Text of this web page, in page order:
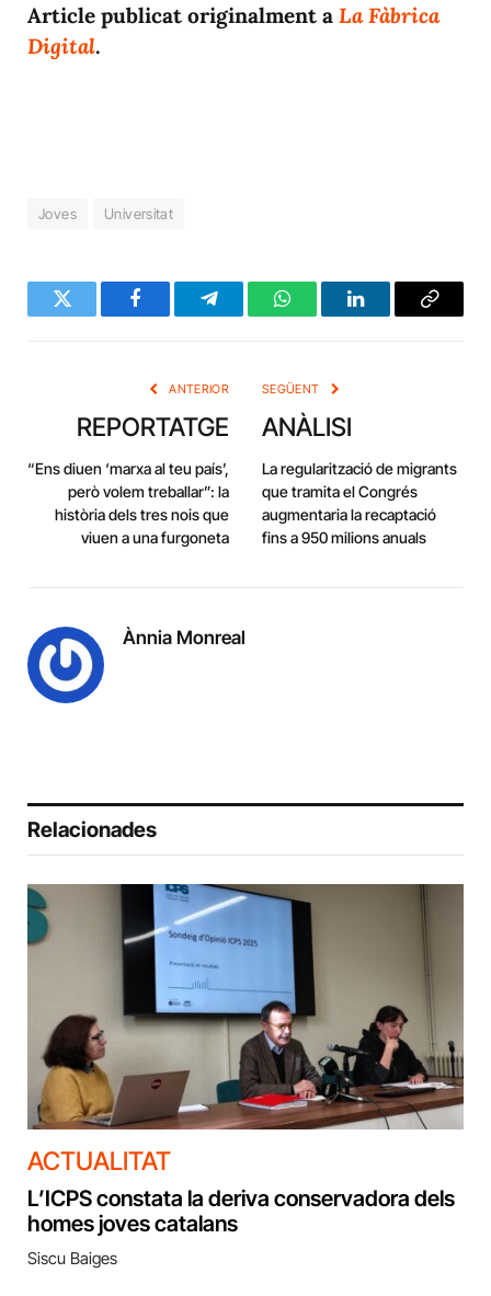
Article publicat originalment a La Fàbrica
Digital.
Joves Universitat
Twitter FacebookTelegramWhatsAppLinkedInCopy
ANTERIOR
REPORTATGE
“Ens diuen ‘marxa al teu país’,
però volem treballar”: la
història dels tres nois que
viuen a una furgoneta
SEGÜENT
ANÀLISI
La regularització de migrants
que tramita el Congrés
augmentaria la recaptació
fins a 950 milions anuals
Ànnia Monreal
Relacionades
ACTUALITAT
L’ICPS constata la deriva conservadora dels
homes joves catalans
Siscu Baiges